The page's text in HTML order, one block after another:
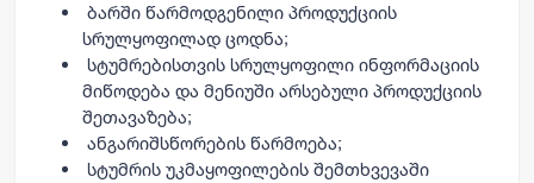
ბარში წარმოდგენილი პროდუქციის
სრულყოფილად ცოდნა;
სტუმრებისთვის სრულყოფილი ინფორმაციის
მიწოდება და მენიუში არსებული პროდუქციის
შეთავაზება;
ანგარიშსწორების წარმოება;
სტუმრის უკმაყოფილების შემთხვევაში